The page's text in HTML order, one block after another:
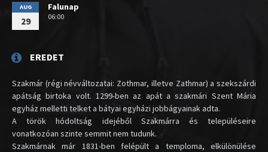
AUG
29
Falunap
06:00
EREDET
Szakmár (régi névváltozatai: Zothmar, illetve Zathmar) a szekszárdi
apátság birtoka volt. 1299-ben az apát a szakmári Szent Mária
egyház melletti telket a bátyai egyházi jobbágyainak adta.
A török hódoltság idejéből Szakmárra és településeire
vonatkozóan szinte semmit nem tudunk.
Szakmárnak már 1831-ben felépült a temploma, elkülönülése